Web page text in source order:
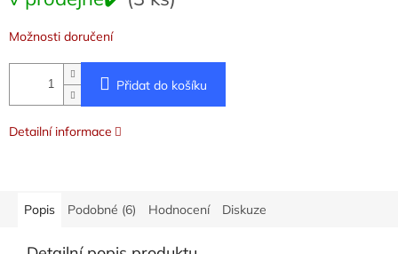
Možnosti doručení
Přidat do košíku
Detailní informace
Popis Podobné (6) Hodnocení Diskuze